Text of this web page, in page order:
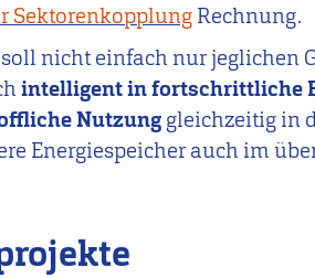
Sektorenkopplung Rechnung.
soll nicht einfach nur jeglichen
intelligent in fortschrittliche
Nutzung gleichzeitig in
Energiespeicher auch im